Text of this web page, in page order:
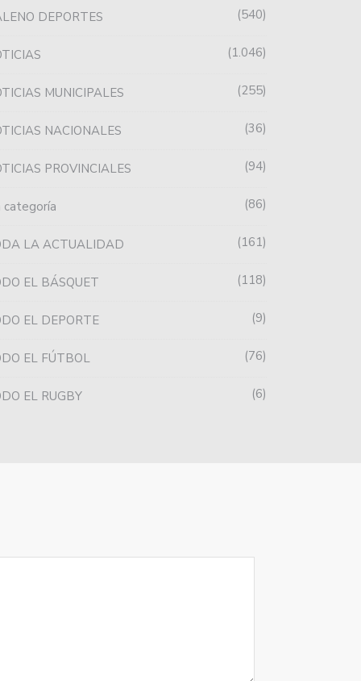
DEPORTES 540
1.046
MUNICIPALES 255
NACIONALES 36
PROVINCIALES 94
categoría 86
LA ACTUALIDAD 161
EL BÁSQUET 118
EL DEPORTE 9
EL FÚTBOL 76
EL RUGBY 6